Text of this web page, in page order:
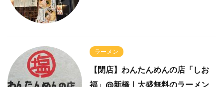
ラーメン
【閉店】わんたんめんの店「しお
福」@新橋｜大盛無料のラーメン